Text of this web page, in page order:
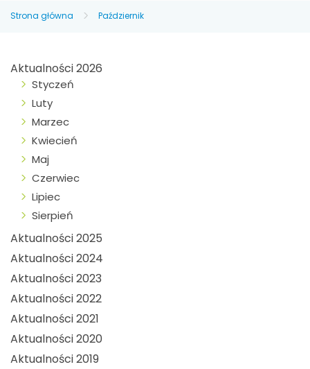
Strona główna Październik
Aktualności 2026
Styczeń
Luty
Marzec
Kwiecień
Maj
Czerwiec
Lipiec
Sierpień
Aktualności 2025
Aktualności 2024
Aktualności 2023
Aktualności 2022
Aktualności 2021
Aktualności 2020
Aktualności 2019